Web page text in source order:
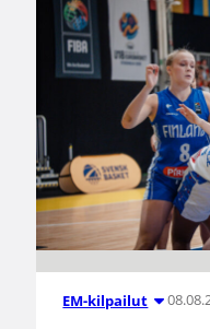
EM-kilpailut